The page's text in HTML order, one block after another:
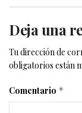
Deja una
Tu dirección de
obligatorios están
Comentario *